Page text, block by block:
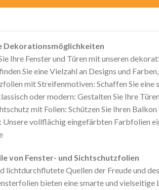
Dekorationsmöglichkeiten
Ihre Fenster und Türen mit unseren
Sie eine Vielzahl an Designs und
mit Streifenmotiven: Schaffen Sie
oder modern: Gestalten Sie Ihre
mit Folien: Schützen Sie Ihren
Unsere vollflächig eingefärbten Farbfolien
von Fenster- und Sichtschutzfolien
lichtdurchflutete Quellen der Freude und
bieten eine smarte und